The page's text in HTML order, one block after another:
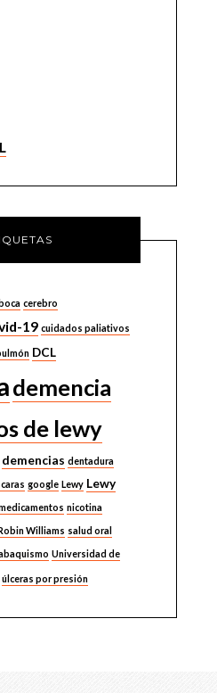
cerebro
19 cuidados paliativos
DCL
demencia
de lewy
demencias dentadura
google Lewy Lewy
nicotina
Williams salud oral
Universidad de
úlceras por presión